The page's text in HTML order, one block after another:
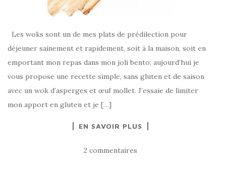
Les woks sont un de mes plats de prédilection pour
déjeuner sainement et rapidement, soit à la maison, soit en
emportant mon repas dans mon joli bento; aujourd’hui je
vous propose une recette simple, sans gluten et de saison
avec un wok d’asperges et œuf mollet. J’essaie de limiter
mon apport en gluten et je […]
EN SAVOIR PLUS
2 commentaires